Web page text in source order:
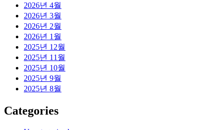
2026년 4월
2026년 3월
2026년 2월
2026년 1월
2025년 12월
2025년 11월
2025년 10월
2025년 9월
2025년 8월
Categories